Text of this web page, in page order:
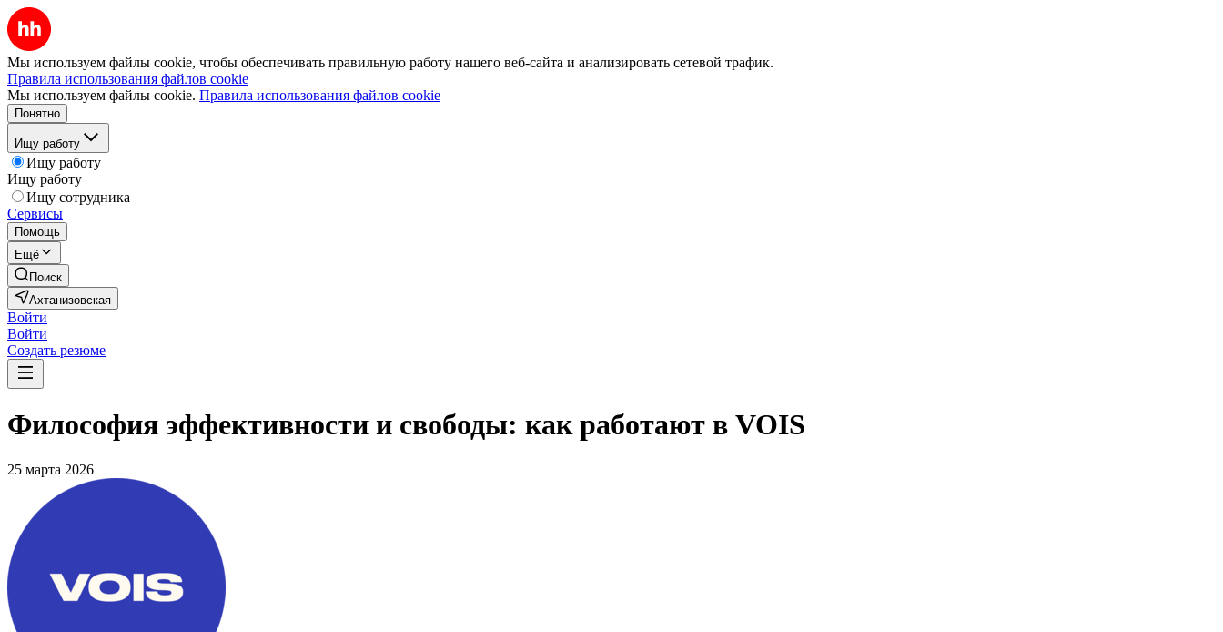
Мы используем файлы cookie, чтобы обеспечивать правильную работу нашего веб-сайта и анализировать сетевой трафик.
Правила использования файлов cookie
Мы используем файлы cookie. Правила использования файлов cookie
Понятно
Ищу работу
Ищу работу
Ищу работу
Ищу сотрудника
Сервисы
Помощь
Ещё
Поиск
Ахтанизовская
Войти
Войти
Создать резюме
Философия эффективности и свободы: как работают в VOIS
25 марта 2026